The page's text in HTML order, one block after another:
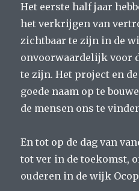
Het eerste half jaar
het verkrijgen van
zichtbaar te zijn in de
onvoorwaardelijk voor
te zijn. Het project en
goede naam op te
de mensen ons te
En tot op de dag van
tot ver in de toekomst,
ouderen in de wijk